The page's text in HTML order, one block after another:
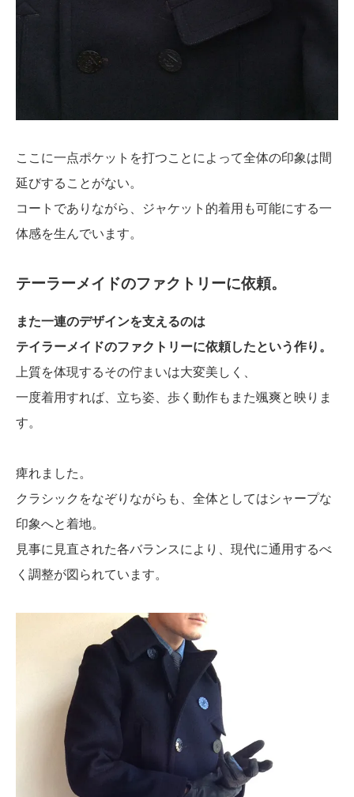
ここに一点ポケットを打つことによって全体の印象は間
延びすることがない。
コートでありながら、ジャケット的着用も可能にする一
体感を生んでいます。
テーラーメイドのファクトリーに依頼。
また一連のデザインを支えるのは
テイラーメイドのファクトリーに依頼したという作り。
上質を体現するその佇まいは大変美しく、
一度着用すれば、立ち姿、歩く動作もまた颯爽と映りま
す。
痺れました。
クラシックをなぞりながらも、全体としてはシャープな
印象へと着地。
見事に見直された各バランスにより、現代に通用するべ
く調整が図られています。